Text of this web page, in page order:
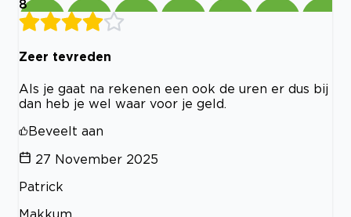
8
Zeer tevreden
Als je gaat na rekenen een ook de uren er dus bij
dan heb je wel waar voor je geld.
Beveelt aan
27 November 2025
Patrick
Makkum